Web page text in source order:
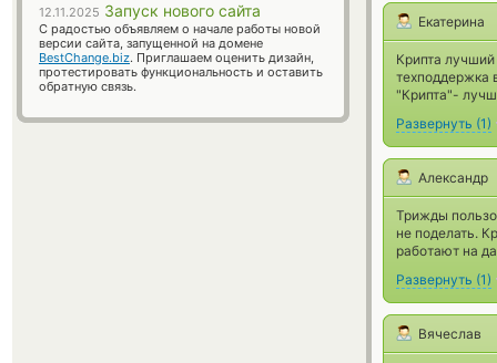
Екатерина
Крипта
техподдержка
"Крипта"-
Развернуть (1)
Александр
Трижды
не поделать.
работают на
Развернуть (1)
Вячеслав
12.11.2025 Запуск нового сайта
С радостью объявляем о начале работы новой
версии сайта, запущенной на домене
BestChange.biz. Приглашаем оценить дизайн,
протестировать функциональность и оставить
обратную связь.